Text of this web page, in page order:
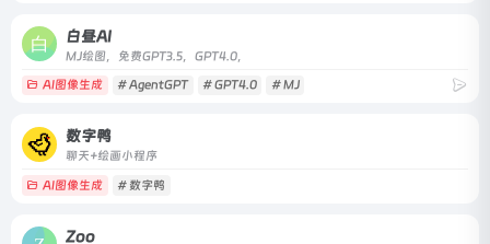
白昼AI
MJ绘图，免费GPT3.5，GPT4.0，
AI图像生成 # AgentGPT # GPT4.0 # MJ
数字鸭
聊天+绘画小程序
AI图像生成 # 数字鸭
Zoo